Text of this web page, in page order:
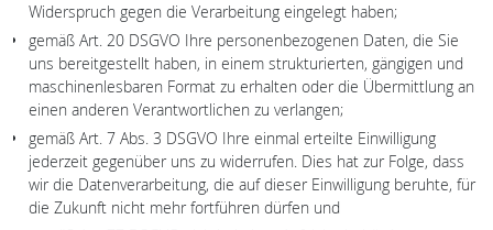
Widerspruch gegen die Verarbeitung eingelegt haben;
gemäß Art. 20 DSGVO Ihre personenbezogenen Daten, die Sie
uns bereitgestellt haben, in einem strukturierten, gängigen und
maschinenlesbaren Format zu erhalten oder die Übermittlung an
einen anderen Verantwortlichen zu verlangen;
gemäß Art. 7 Abs. 3 DSGVO Ihre einmal erteilte Einwilligung
jederzeit gegenüber uns zu widerrufen. Dies hat zur Folge, dass
wir die Datenverarbeitung, die auf dieser Einwilligung beruhte, für
die Zukunft nicht mehr fortführen dürfen und